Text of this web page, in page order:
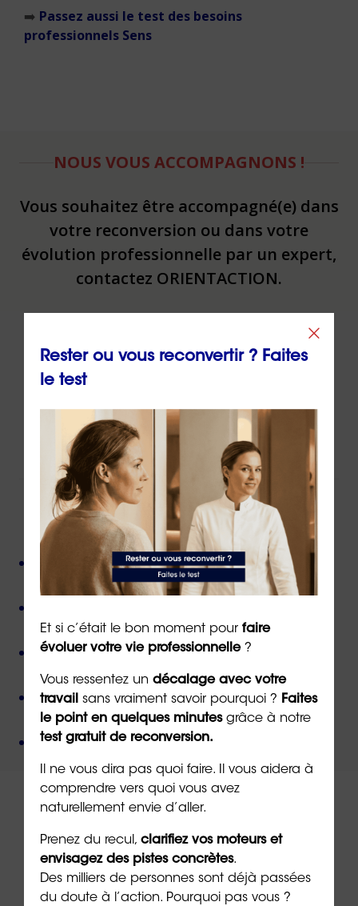
➡️ Passez aussi le test des besoins
professionnels Sens
NOUS VOUS ACCOMPAGNONS !
Vous souhaitez être accompagné(e) dans
votre reconversion ou dans votre
évolution professionnelle par un expert,
contactez ORIENTACTION.
Par téléphone au
02 43 72 25 88
Ou par email à l’adresse
info@orientaction.com
ORIENTACTION c'est :
Plus de 800 consultant(e)s expérimenté(e)s
présent(e)s partout en France,
sa création,
Des valeurs humanistes debienveillance
non-jugement,
Une méthode créée parun docteur en
psychologie ,
Un organisme de formationcertifié QUALIOPI
À lire sur le même thème
Rester ou vous reconvertir ? Faites
le test
Et si c’était le bon moment pour faire
évoluer votre vie professionnelle?
Vous ressentez un décalage avec votre
travail sans vraiment savoir pourquoi ? Faites
le point en quelques minutesgrâce à notre
test gratuit de reconversion.
Il ne vous dira pas quoi faire. Il vous aidera à
comprendre vers quoi vous avez
naturellement envie d’aller.
Prenez du recul, clarifiez vos moteurs et
envisagez des pistes concrètes.
Des milliers de personnes sont déjà passées
du doute à l’action. Pourquoi pas vous ?